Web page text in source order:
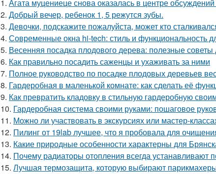
1. Агата муцениеце снова оказалась в центре
2. Добрый вечер, ребенок 1, 5 режутся зубы.
3. Девочки, подскажите пожалуйста, может кто
4. Современные окна hi-tech: стиль и функциональность
5. Весенняя посадка плодового дерева: полезные
6. Как правильно посадить саженцы и ухаживать за ними
7. Полное руководство по посадке плодовых деревьев
8. Гардеробная в маленькой комнате: как сделать её
9. Как превратить кладовку в стильную гардеробную
10. Гардеробная система своими руками: пошаговое
11. Можно ли участвовать в экскурсиях или мастер-
12. Пилинг от 19lab лучшее, что я пробовала для
13. Какие природные особенности характерны для
14. Почему радиаторы отопления всегда устанавливают
15. Лучшая термозащита, которую выбирают